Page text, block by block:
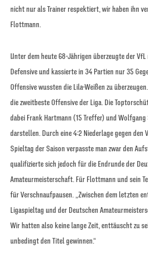
nicht nur als Trainer respektiert, wir haben ihn
Flottmann.
Unter dem heute 68-Jährigen überzeugte der
Defensive und kassierte in 34 Partien nur 35
Offensive wussten die Lila-Weißen zu
die zweitbeste Offensive der Liga. Die
dabei Frank Hartmann (15 Treffer) und
darstellen. Durch eine 4:2 Niederlage gegen den
Spieltag der Saison verpasste man zwar den
qualifizierte sich jedoch für die Endrunde der
Amateurmeisterschaft. Für Flottmann und sein
für Verschnaufpausen. „Zwischen dem letzten
Ligaspieltag und der Deutschen
Wir hatten also keine lange Zeit, enttäuscht zu
unbedingt den Titel gewinnen.“